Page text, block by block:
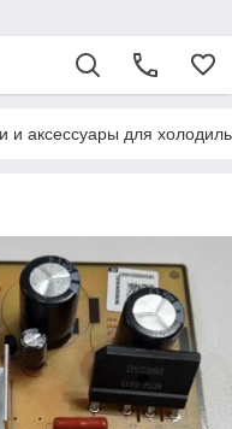
и аксессуары для